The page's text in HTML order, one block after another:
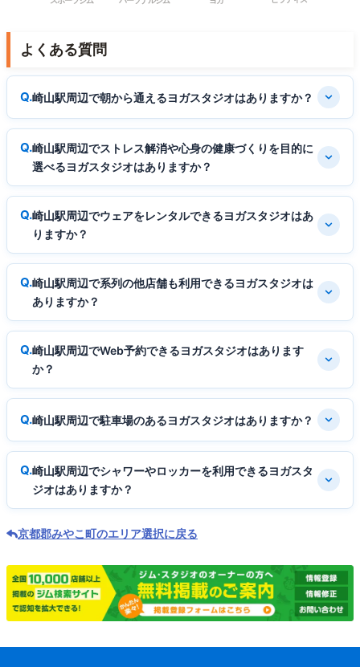
よくある質問
崎山駅周辺で朝から通えるヨガスタジオはありますか？
崎山駅周辺でストレス解消や心身の健康づくりを目的に
選べるヨガスタジオはありますか？
崎山駅周辺でウェアをレンタルできるヨガスタジオはあ
りますか？
崎山駅周辺で系列の他店舗も利用できるヨガスタジオは
ありますか？
崎山駅周辺でWeb予約できるヨガスタジオはあります
か？
崎山駅周辺で駐車場のあるヨガスタジオはありますか？
崎山駅周辺でシャワーやロッカーを利用できるヨガスタ
ジオはありますか？
京都郡みやこ町のエリア選択に戻る